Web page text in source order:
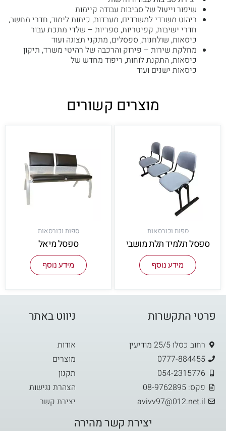
מוצרים קשורים
ספות וכורסאות
ספסל תלמיד תלת מושבי
מידע נוסף
ספות וכורסאות
ספסל מיאל
מידע נוסף
שיפור וייעול של סביבות עבודה קיימות
ריהוט משרדי למשרדים, מעבדות, כיתות לימוד, חדרי מחשב,
חדרי ישיבות, קפיטריות, ספריות – שלדי מתכת עבור
כיסאות, שולחנות, ספסלים, מתקני תצוגה ועוד
מחלקת שירות – פירוק והרכבה של רהיטי משרד, תיקון
כיסאות, התקנת לוחות, ריפוד מחדש של
כיסאות ישנים ועוד
פרטי התקשרות
רחוב כסלו 25/5 מודיעין
0777-884455
054-2315776
פקס: 08-9762895
avivv97@012.net.il
ניווט באתר
אודות
מוצרים
תקנון
הצהרת נגישות
יצירת קשר
יצירת קשר מהירה